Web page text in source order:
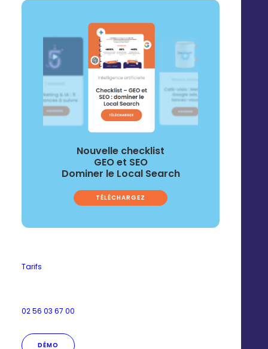
Nouvelle checklist
GEO et SEO
Dominer le Local Search
TÉLÉCHARGEZ
Tarifs
02 56 03 67 00
DÉMO